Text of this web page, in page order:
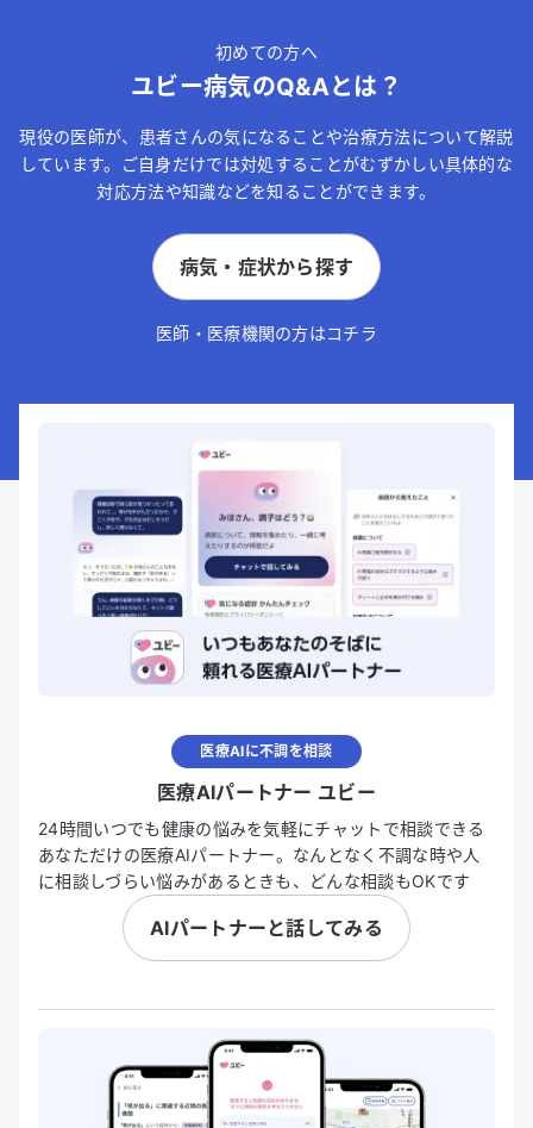
初めての方へ
ユビー病気のQ&Aとは？
現役の医師が、患者さんの気になることや治療方法について解説
しています。ご自身だけでは対処することがむずかしい具体的な
対応方法や知識などを知ることができます。
病気・症状から探す
医師・医療機関の方はコチラ
医療AIに不調を相談
医療AIパートナー ユビー
24時間いつでも健康の悩みを気軽にチャットで相談できる
あなただけの医療AIパートナー。なんとなく不調な時や人
に相談しづらい悩みがあるときも、どんな相談もOKです
AIパートナーと話してみる